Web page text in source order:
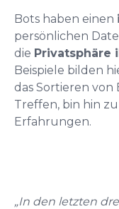
Bots haben einen
persönlichen
die Privatsphäre
Beispiele bilden
das Sortieren von
Treffen, bin hin
Erfahrungen.
„In den letzten